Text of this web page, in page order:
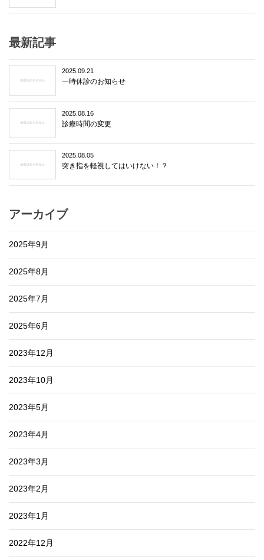
最新記事
2025.09.21
一時休診のお知らせ
2025.08.16
診療時間の変更
2025.08.05
突き指を軽視してはいけない！？
アーカイブ
2025年9月
2025年8月
2025年7月
2025年6月
2023年12月
2023年10月
2023年5月
2023年4月
2023年3月
2023年2月
2023年1月
2022年12月